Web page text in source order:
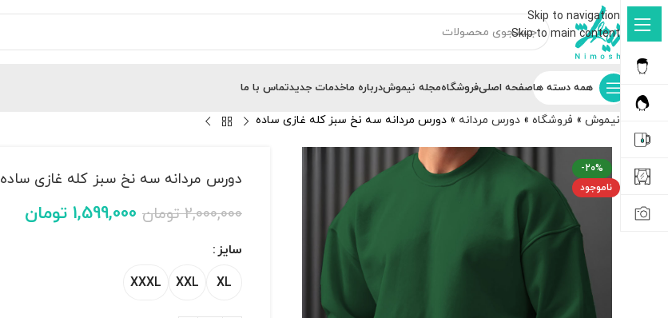
Skip to navigation
Skip to main content
همه دسته هاصفحه اصلیفروشگاهمجله نیموشدرباره ماخدمات جدیدتماس با ما
نیموش » فروشگاه » دورس مردانه » دورس مردانه سه نخ سبز کله غازی ساده
-20%
ناموجود
دورس مردانه سه نخ سبز کله غازی ساده
2,000,000 تومان 1,599,000 تومان
سایز
XL
XXL
XXXL